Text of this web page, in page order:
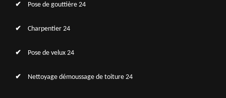
Pose de gouttière 24
Charpentier 24
Pose de velux 24
Nettoyage démoussage de toiture 24